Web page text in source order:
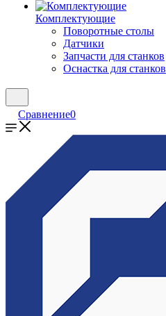
Комплектующие
Поворотные столы
Датчики
Запчасти для станков
Оснастка для станков
Сравнение0